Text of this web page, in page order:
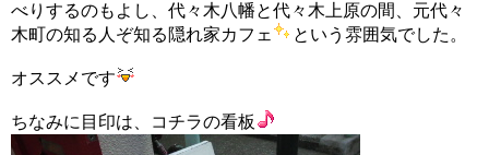
べりするのもよし、代々木八幡と代々木上原の間、元代々
木町の知る人ぞ知る隠れ家カフェ
という雰囲気でした。
オススメです
ちなみに目印は、コチラの看板